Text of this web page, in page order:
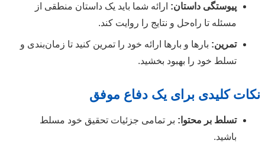
پیوستگی داستان: ارائه شما باید یک داستان منطقی از
مسئله تا راه‌حل و نتایج را روایت کند.
تمرین: بارها و بارها ارائه خود را تمرین کنید تا زمان‌بندی و
تسلط خود را بهبود بخشید.
نکات کلیدی برای یک دفاع موفق
تسلط بر محتوا: بر تمامی جزئیات تحقیق خود مسلط
باشید.